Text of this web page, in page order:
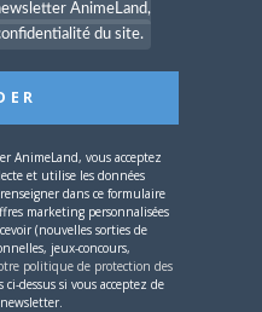
AnimeLand,
du site.
AnimeLand, vous acceptez
et utilise les données
dans ce formulaire
marketing personnalisées
(nouvelles sorties de
jeux-concours,
politique de protection des
ci-dessus si vous acceptez de